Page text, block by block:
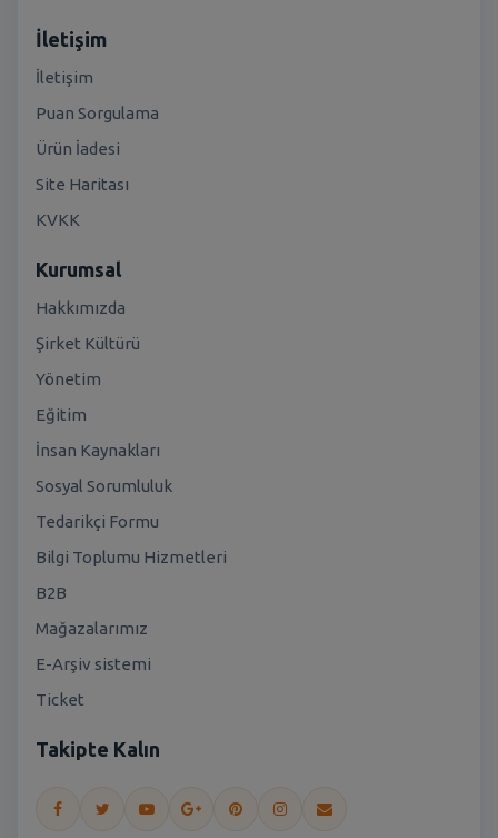
İletişim
İletişim
Puan Sorgulama
Ürün İadesi
Site Haritası
KVKK
Kurumsal
Hakkımızda
Şirket Kültürü
Yönetim
Eğitim
İnsan Kaynakları
Sosyal Sorumluluk
Tedarikçi Formu
Bilgi Toplumu Hizmetleri
B2B
Mağazalarımız
E-Arşiv sistemi
Ticket
Takipte Kalın